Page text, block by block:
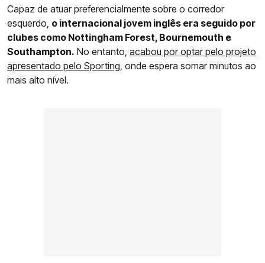
Capaz de atuar preferencialmente sobre o corredor
esquerdo, o internacional jovem inglês era seguido por
clubes como Nottingham Forest, Bournemouth e
Southampton. No entanto, acabou por optar pelo projeto
apresentado pelo Sporting, onde espera somar minutos ao
mais alto nível.